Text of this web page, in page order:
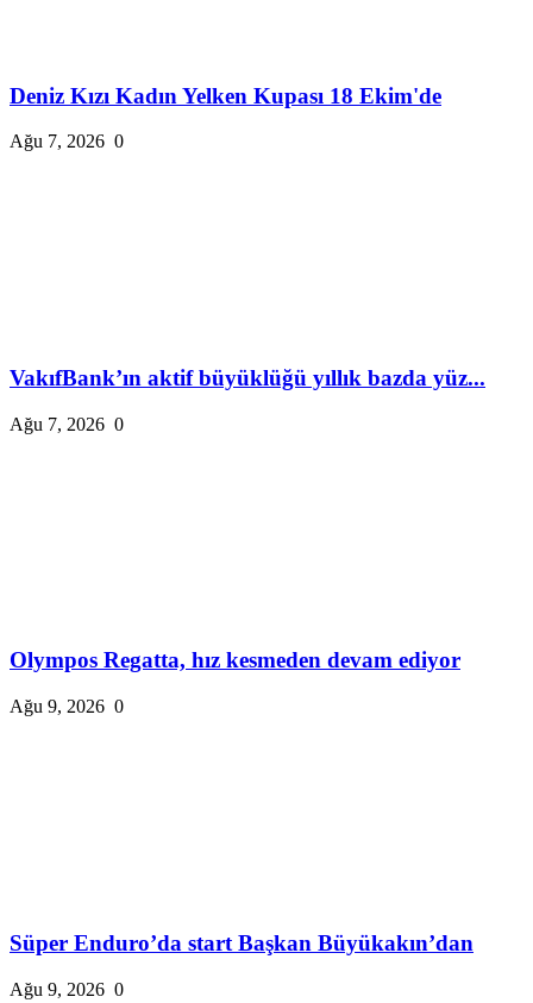
Deniz Kızı Kadın Yelken Kupası 18 Ekim'de
Ağu 7, 2026 0
VakıfBank’ın aktif büyüklüğü yıllık bazda yüz...
Ağu 7, 2026 0
Olympos Regatta, hız kesmeden devam ediyor
Ağu 9, 2026 0
Süper Enduro’da start Başkan Büyükakın’dan
Ağu 9, 2026 0